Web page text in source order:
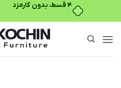
۴ قسط، بدون کارمزد